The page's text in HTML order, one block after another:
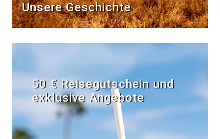
Unsere Geschichte
50 € Reisegutschein und
exklusive Angebote